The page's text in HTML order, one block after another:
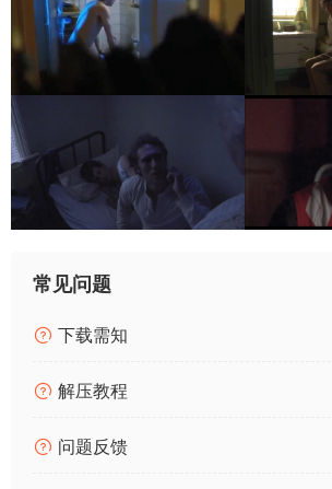
常见问题
下载需知
解压教程
问题反馈